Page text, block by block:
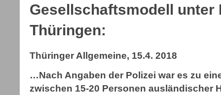
Gesellschaftsmodell unter
Thüringen:
Thüringer Allgemeine, 15.4. 2018
…Nach Angaben der Polizei war es zu
zwischen 15-20 Personen ausländischer